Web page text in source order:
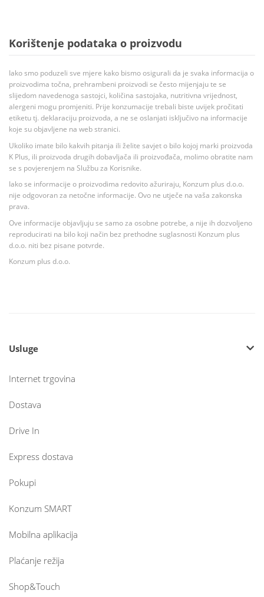
Korištenje podataka o proizvodu
Iako smo poduzeli sve mjere kako bismo osigurali da je svaka informacija o
proizvodima točna, prehrambeni proizvodi se često mijenjaju te se
slijedom navedenoga sastojci, količina sastojaka, nutritivna vrijednost,
alergeni mogu promjeniti. Prije konzumacije trebali biste uvijek pročitati
etiketu tj. deklaraciju proizvoda, a ne se oslanjati isključivo na informacije
koje su objavljene na web stranici.
Ukoliko imate bilo kakvih pitanja ili želite savjet o bilo kojoj marki proizvoda
K Plus, ili proizvoda drugih dobavljača ili proizvođača, molimo obratite nam
se s povjerenjem na Službu za Korisnike.
Iako se informacije o proizvodima redovito ažuriraju, Konzum plus d.o.o.
nije odgovoran za netočne informacije. Ovo ne utječe na vaša zakonska
prava.
Ove informacije objavljuju se samo za osobne potrebe, a nije ih dozvoljeno
reproducirati na bilo koji način bez prethodne suglasnosti Konzum plus
d.o.o. niti bez pisane potvrde.
Konzum plus d.o.o.
Usluge
Internet trgovina
Dostava
Drive In
Express dostava
Pokupi
Konzum SMART
Mobilna aplikacija
Plaćanje režija
Shop&Touch